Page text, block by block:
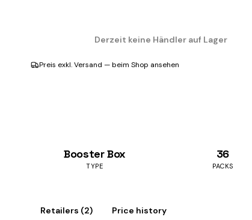
Derzeit keine Händler auf Lager
Preis exkl. Versand — beim Shop ansehen
Booster Box
TYPE
36
PACKS
Retailers (2) Price history